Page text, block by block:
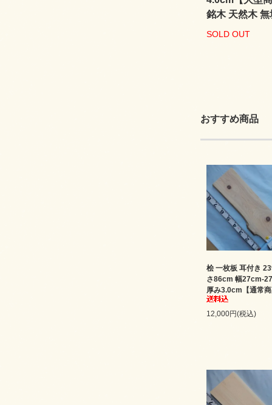
銘木 天然木 無
SOLD OUT
おすすめ商品
桧 一枚板 耳付き
さ86cm 幅27cm-
厚み3.0cm【通常
12,000円(税込)